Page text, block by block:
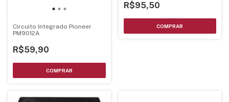
Circuito Integrado Pioneer
PM9012A
R$59,90
R$95,50